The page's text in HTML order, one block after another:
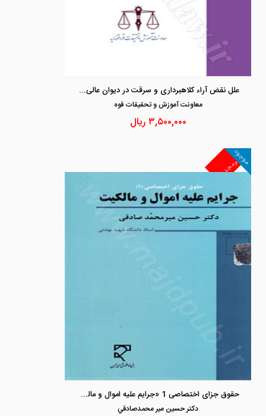
علل نقض آراء کلاهبرداری و سرقت در دیوان عالی کشور
معاونت آموزش و تحقيقات قوه
۳,۵۰۰,۰۰۰ریال
غیرمجد
موجود
حقوق جزای اختصاصی 1 «جرایم علیه اموال و مالکیت»
دكتر حسين مير محمدصادقي